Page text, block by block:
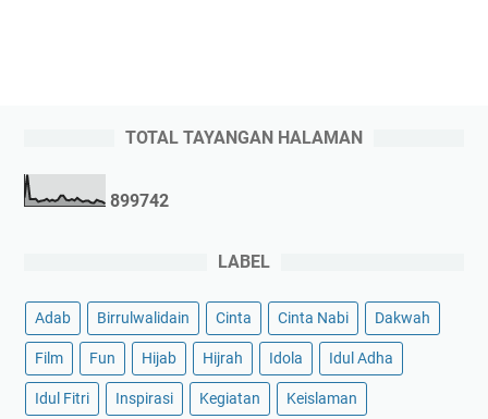
TOTAL TAYANGAN HALAMAN
899742
LABEL
Adab Birrulwalidain Cinta Cinta Nabi Dakwah
Film Fun Hijab Hijrah Idola Idul Adha
Idul Fitri Inspirasi Kegiatan Keislaman